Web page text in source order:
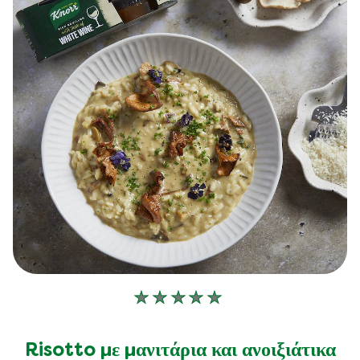
Δεν
αξιολογήσεις
Risotto με μανιτάρια και ανοιξιάτικα